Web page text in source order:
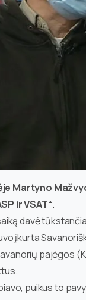
Martyno
ir VSAT“.
davė
įkurta
pajėgos
puikus to